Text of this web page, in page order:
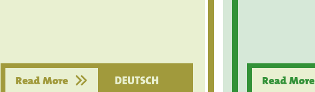
Read More DEUTSCH Read More